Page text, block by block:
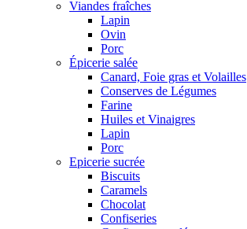
Viandes fraîches
Lapin
Ovin
Porc
Épicerie salée
Canard, Foie gras et Volailles
Conserves de Légumes
Farine
Huiles et Vinaigres
Lapin
Porc
Epicerie sucrée
Biscuits
Caramels
Chocolat
Confiseries